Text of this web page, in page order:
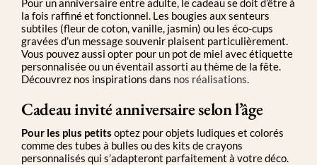
Pour un anniversaire entre adulte, le cadeau se doit d’être à
la fois raffiné et fonctionnel. Les bougies aux senteurs
subtiles (fleur de coton, vanille, jasmin) ou les éco-cups
gravées d’un message souvenir plaisent particulièrement.
Vous pouvez aussi opter pour un pot de miel avec étiquette
personnalisée ou un éventail assorti au thème de la fête.
Découvrez nos inspirations dans nos réalisations.
Cadeau invité anniversaire selon l’âge
Pour les plus petits optez pour objets ludiques et colorés
comme des tubes à bulles ou des kits de crayons
personnalisés qui s’adapteront parfaitement à votre déco.